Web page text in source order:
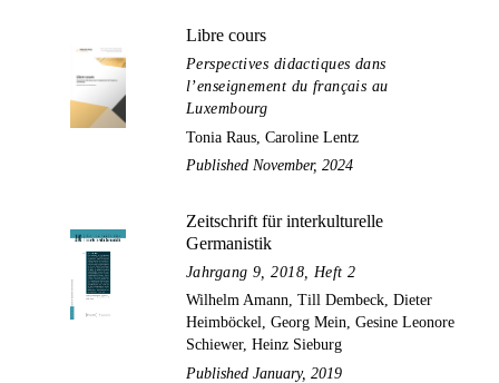
Libre cours
Perspectives didactiques dans
l’enseignement du français au
Luxembourg
Tonia Raus, Caroline Lentz
Published November, 2024
Zeitschrift für interkulturelle
Germanistik
Jahrgang 9, 2018, Heft 2
Wilhelm Amann, Till Dembeck, Dieter
Heimböckel, Georg Mein, Gesine Leonore
Schiewer, Heinz Sieburg
Published January, 2019